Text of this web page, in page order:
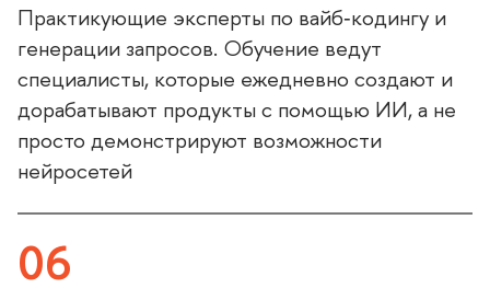
Практикующие эксперты по вайб‑кодингу и
енерации запросов. Обучение ведут
специалисты, которые ежедневно создают и
дорабатывают продукты с помощью ИИ, а не
просто демонстрируют возможности
нейросетей
06